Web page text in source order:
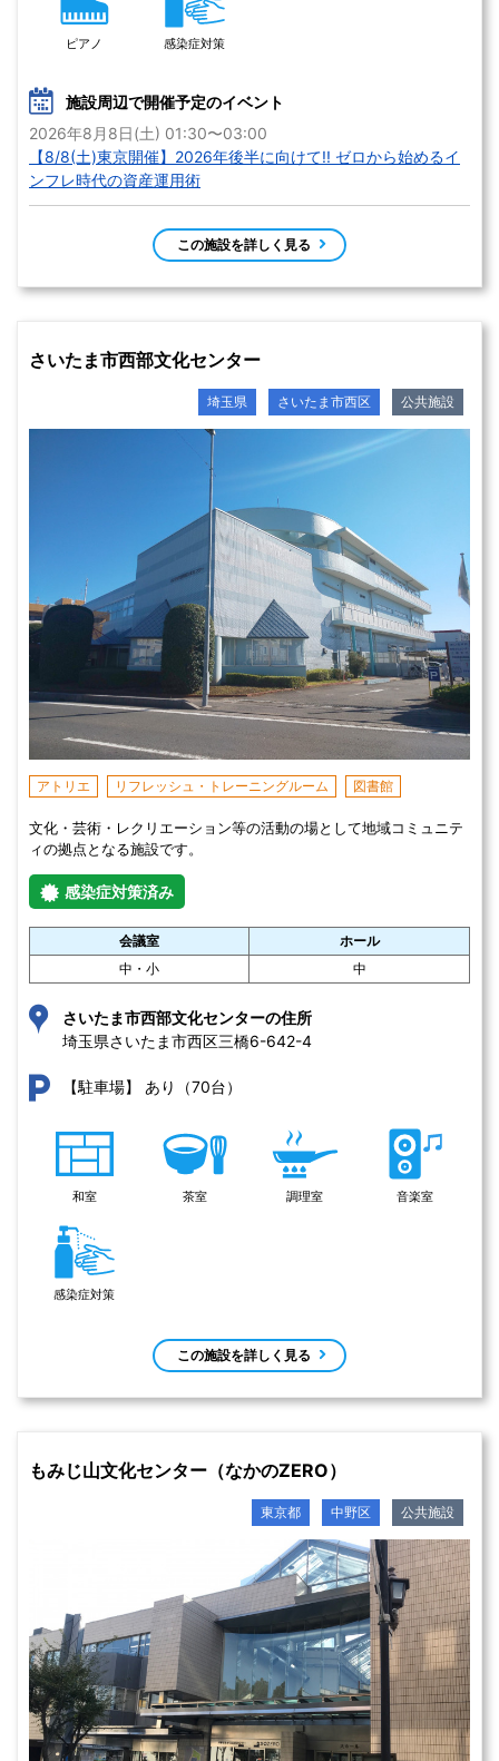
ピアノ 感染症対策
施設周辺で開催予定のイベント
2026年8月8日(土) 01:30〜03:00
【8/8(土)東京開催】2026年後半に向けて!! ゼロから始めるイ
ンフレ時代の資産運用術
この施設を詳しく見る
さいたま市西部文化センター
埼玉県 さいたま市西区 公共施設
アトリエ リフレッシュ・トレーニングルーム 図書館
文化・芸術・レクリエーション等の活動の場として地域コミュニテ
ィの拠点となる施設です。
感染症対策済み
会議室
ホール
中・小
中
さいたま市西部文化センターの住所
埼玉県さいたま市西区三橋6-642-4
【駐車場】 あり（70台）
和室 茶室 調理室 音楽室
感染症対策
この施設を詳しく見る
もみじ山文化センター（なかのZERO）
東京都 中野区 公共施設